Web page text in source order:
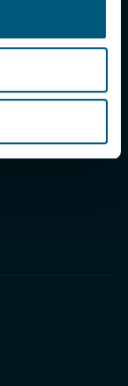
Vores
udstyr til
svømmehaller,
fordi vi har
højeste